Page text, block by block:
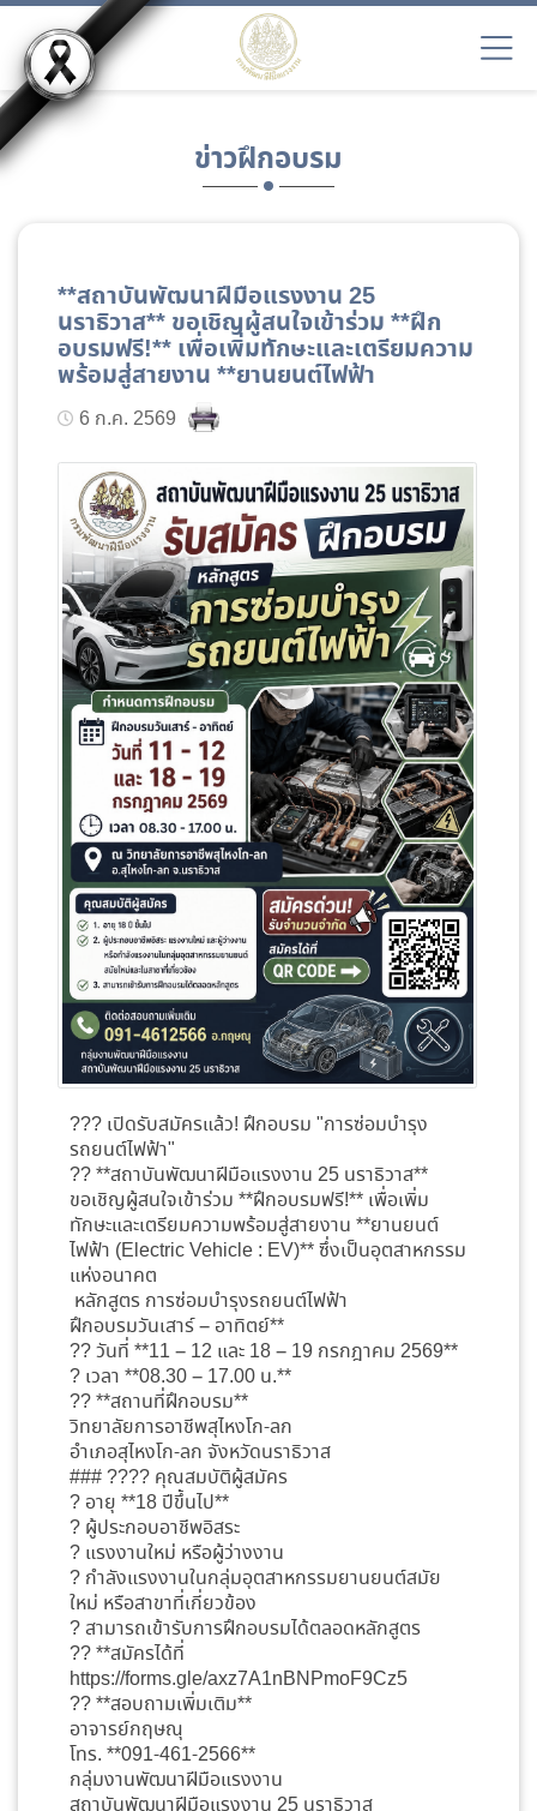
ข่าวฝึกอบรม
**สถาบันพัฒนาฝีมือแรงงาน 25
นราธิวาส** ขอเชิญผู้สนใจเข้าร่วม **ฝึก
อบรมฟรี!** เพื่อเพิ่มทักษะและเตรียมความ
พร้อมสู่สายงาน **ยานยนต์ไฟฟ้า
6 ก.ค. 2569
??? เปิดรับสมัครแล้ว! ฝึกอบรม "การซ่อมบำรุง
รถยนต์ไฟฟ้า"
?? **สถาบันพัฒนาฝีมือแรงงาน 25 นราธิวาส**
ขอเชิญผู้สนใจเข้าร่วม **ฝึกอบรมฟรี!** เพื่อเพิ่ม
ทักษะและเตรียมความพร้อมสู่สายงาน **ยานยนต์
ไฟฟ้า (Electric Vehicle : EV)** ซึ่งเป็นอุตสาหกรรม
แห่งอนาคต
หลักสูตร การซ่อมบำรุงรถยนต์ไฟฟ้า
ฝึกอบรมวันเสาร์ – อาทิตย์**
?? วันที่ **11 – 12 และ 18 – 19 กรกฎาคม 2569**
? เวลา **08.30 – 17.00 น.**
?? **สถานที่ฝึกอบรม**
วิทยาลัยการอาชีพสุไหงโก-ลก
อำเภอสุไหงโก-ลก จังหวัดนราธิวาส
### ??‍?? คุณสมบัติผู้สมัคร
? อายุ **18 ปีขึ้นไป**
? ผู้ประกอบอาชีพอิสระ
? แรงงานใหม่ หรือผู้ว่างงาน
? กำลังแรงงานในกลุ่มอุตสาหกรรมยานยนต์สมัย
ใหม่ หรือสาขาที่เกี่ยวข้อง
? สามารถเข้ารับการฝึกอบรมได้ตลอดหลักสูตร
?? **สมัครได้ที่
https://forms.gle/axz7A1nBNPmoF9Cz5
?? **สอบถามเพิ่มเติม**
อาจารย์กฤษณุ
โทร. **091-461-2566**
กลุ่มงานพัฒนาฝีมือแรงงาน
สถาบันพัฒนาฝีมือแรงงาน 25 นราธิวาส